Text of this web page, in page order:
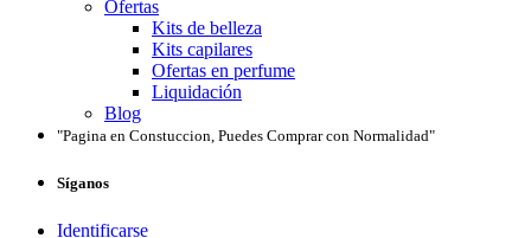
Ofertas
Kits de belleza
Kits capilares
Ofertas en perfume
Liquidación
Blog
"Pagina en Constuccion, Puedes Comprar con Normalidad"
Síganos
Identificarse